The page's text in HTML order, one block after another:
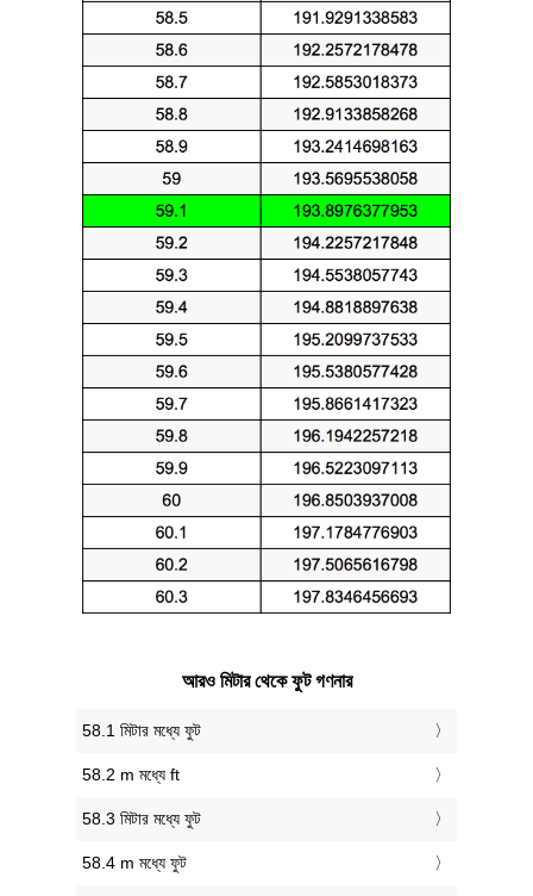
আরও মিটার থেকে ফুট গণনার
58.1 মিটার মধ্যে ফুট
58.2 m মধ্যে ft
58.3 মিটার মধ্যে ফুট
58.4 m মধ্যে ফুট